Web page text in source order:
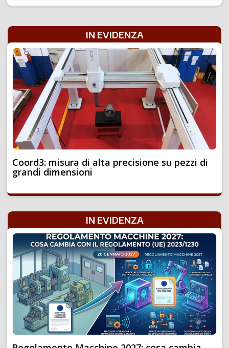
IN EVIDENZA
Coord3: misura di alta precisione su pezzi di
grandi dimensioni
IN EVIDENZA